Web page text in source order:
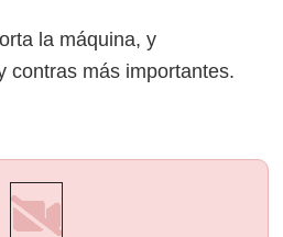
la máquina, y
contras más importantes.